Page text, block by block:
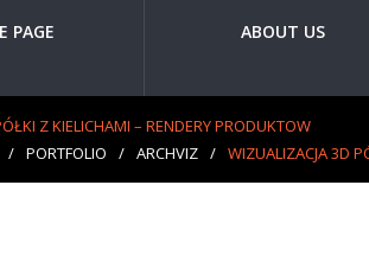
PAGE ABOUT US
Z KIELICHAMI – RENDERY PRODUKTOW
/ PORTFOLIO / ARCHVIZ / WIZUALIZACJA 3D